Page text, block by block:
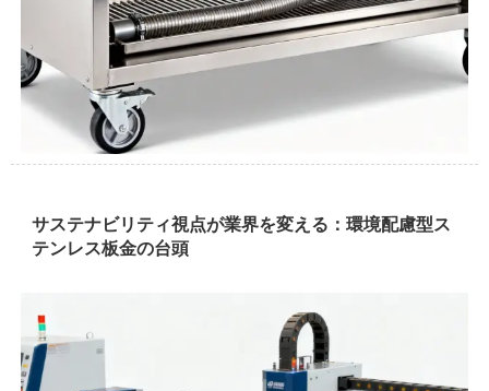
サステナビリティ視点が業界を変える：環境配慮型ス
テンレス板金の台頭